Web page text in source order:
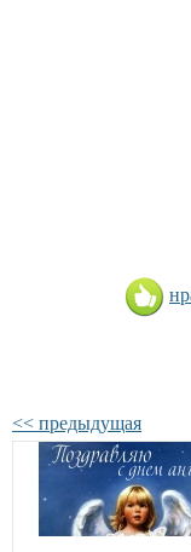
<< предыдущая